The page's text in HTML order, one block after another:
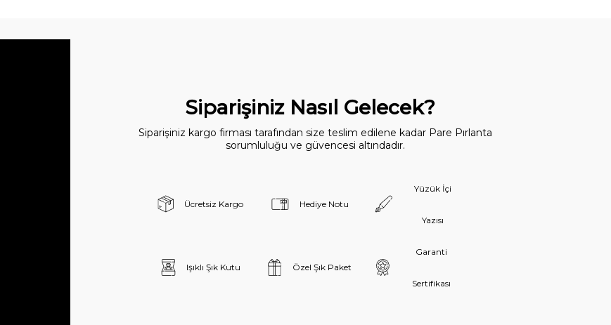
Siparişiniz Nasıl Gelecek?
Siparişiniz kargo firması tarafından size teslim edilene kadar Pare Pırlanta
sorumluluğu ve güvencesi altındadır.
Ücretsiz Kargo Hediye Notu
Yüzük İçi
Yazısı
Işıklı Şık Kutu Özel Şık Paket
Garanti
Sertifikası